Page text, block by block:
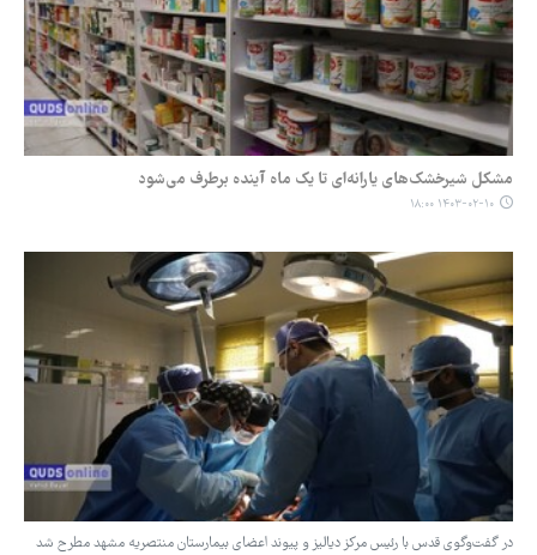
مشکل شیرخشک‌های یارانه‌ای تا یک ماه آینده برطرف می‌شود
۱۴۰۳-۰۲-۱۰ ۱۸:۰۰
در گفت‌وگوی قدس با رئیس مرکز دیالیز و پیوند اعضای بیمارستان منتصریه مشهد مطرح شد